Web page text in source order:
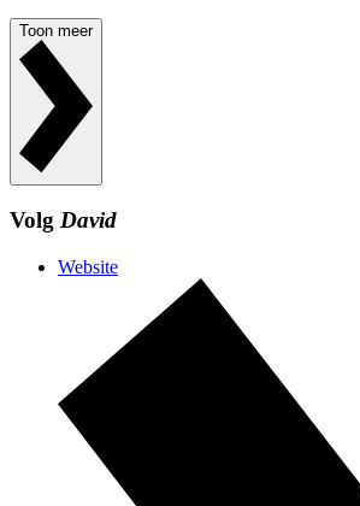
Toon meer
Volg David
Website